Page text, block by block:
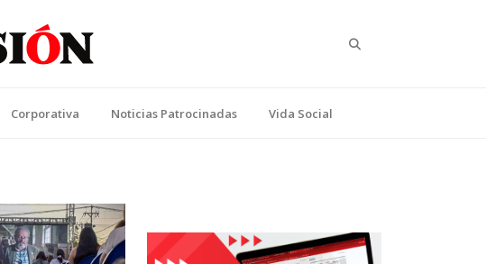
Corporativa Noticias Patrocinadas Vida Social